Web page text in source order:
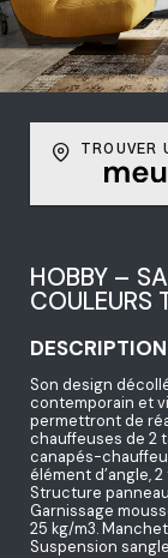
TROUVER
HOBBY –
COULEURS
Son design
contemporain et
permettront de
chauffeuses de 2
canapés-
élément d’angle,
Structure
Garnissage
25 kg/m3.
Suspension